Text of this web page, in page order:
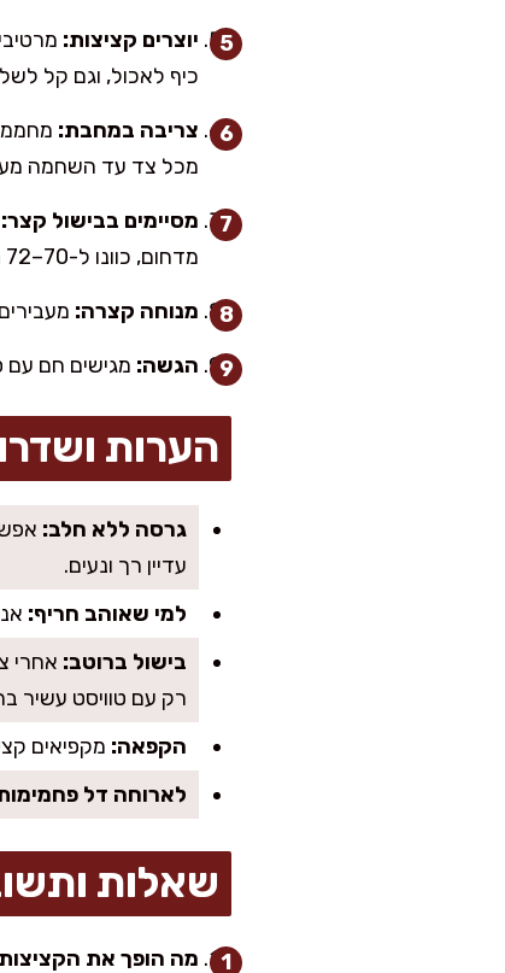
יוצרים קציצות:
כיף לאכול, וגם קל
צריבה במחבת:
מכל צד עד השחמה
מסיימים בבישול קצר:
מדחום, כוונו ל-70–72 מעלות.
מנוחה קצרה: מעבירים לצלחת
הגשה: מגישים חם עם
הערות
גרסה ללא חלב:
עדיין רך ונעים.
למי שאוהב חריף:
בישול ברוטב:
רק עם טוויסט עשיר
הקפאה: מקפיאים
לארוחה דל
שאלות
מה הופך את